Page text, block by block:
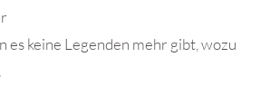
es keine Legenden mehr gibt, wozu